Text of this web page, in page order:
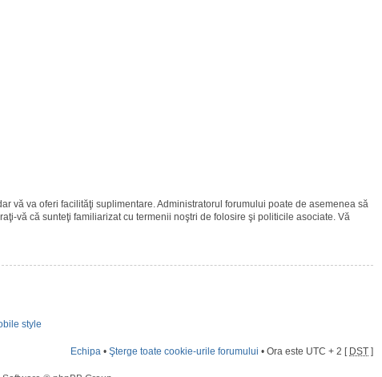
vă va oferi facilităţi suplimentare. Administratorul forumului poate de asemenea să
vă că sunteţi familiarizat cu termenii noştri de folosire şi politicile asociate. Vă
style
Echipa •Şterge toate cookie-urile forumului • Ora este UTC + 2 [ DST ]